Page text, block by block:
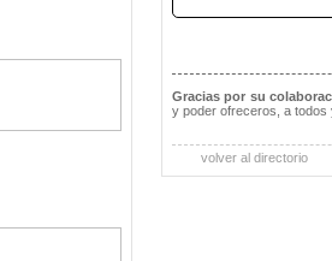
Gracias por su
y poder ofreceros, a todos
volver al directorio